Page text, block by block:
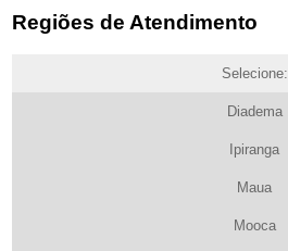
Regiões de Atendimento
Selecione:
Diadema
Ipiranga
Maua
Mooca